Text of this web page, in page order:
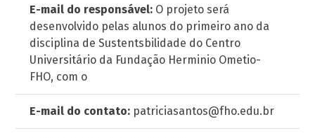
E-mail do responsável: O projeto será
desenvolvido pelas alunos do primeiro ano da
disciplina de Sustentsbilidade do Centro
Universitário da Fundação Herminio Ometio-
FHO, com o
E-mail do contato: patriciasantos@fho.edu.br